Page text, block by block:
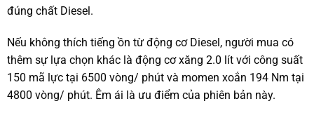
đúng chất Diesel.
Nếu không thích tiếng ồn từ động cơ Diesel, người mua có
thêm sự lựa chọn khác là động cơ xăng 2.0 lít với công suất
150 mã lực tại 6500 vòng/ phút và momen xoắn 194 Nm tại
4800 vòng/ phút. Êm ái là ưu điểm của phiên bản này.